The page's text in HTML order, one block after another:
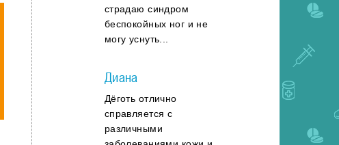
страдаю синдром
беспокойных ног и не
могу уснуть...
Диана
Дёготь отлично
справляется с
различными